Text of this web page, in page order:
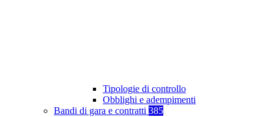
Tipologie di controllo
Obblighi e adempimenti
Bandi di gara e contratti 385